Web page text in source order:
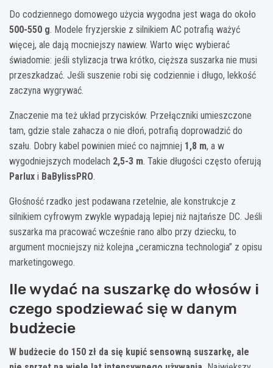
Do codziennego domowego użycia wygodna jest waga do około
500-550 g. Modele fryzjerskie z silnikiem AC potrafią ważyć
więcej, ale dają mocniejszy nawiew. Warto więc wybierać
świadomie: jeśli stylizacja trwa krótko, cięższa suszarka nie musi
przeszkadzać. Jeśli suszenie robi się codziennie i długo, lekkość
zaczyna wygrywać.
Znaczenie ma też układ przycisków. Przełączniki umieszczone
tam, gdzie stale zahacza o nie dłoń, potrafią doprowadzić do
szału. Dobry kabel powinien mieć co najmniej 1,8 m, a w
wygodniejszych modelach 2,5-3 m. Takie długości często oferują
Parlux i BaBylissPRO.
Głośność rzadko jest podawana rzetelnie, ale konstrukcje z
silnikiem cyfrowym zwykle wypadają lepiej niż najtańsze DC. Jeśli
suszarka ma pracować wcześnie rano albo przy dziecku, to
argument mocniejszy niż kolejna „ceramiczna technologia” z opisu
marketingowego.
Ile wydać na suszarkę do włosów i
czego spodziewać się w danym
budżecie
W budżecie do 150 zł da się kupić sensowną suszarkę, ale